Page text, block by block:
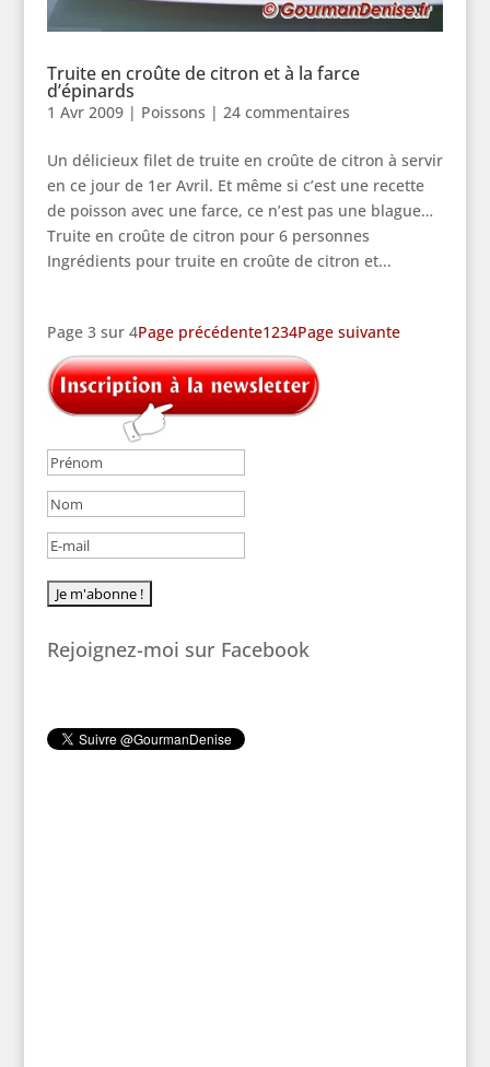
Truite en croûte de citron et à la farce
d’épinards
1 Avr 2009| Poissons | 24 commentaires
Un délicieux filet de truite en croûte de citron à servir
en ce jour de 1er Avril. Et même si c’est une recette
de poisson avec une farce, ce n’est pas une blague…
Truite en croûte de citron pour 6 personnes
Ingrédients pour truite en croûte de citron et...
Page 3 sur 4Page précédente1234Page suivante
Rejoignez-moi sur Facebook